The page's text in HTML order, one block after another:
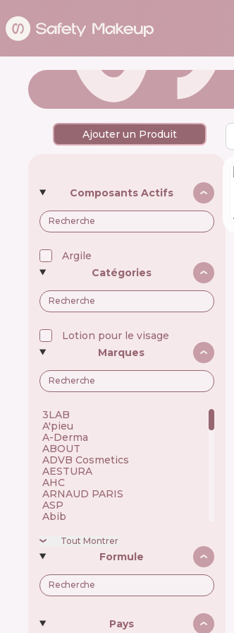
Ajouter un Produit
Composants Actifs
Argile
Catégories
Lotion pour le visage
Marques
3LAB 🇺🇸
A'pieu 🇰🇷
A-Derma 🇫🇷
ABOUT 🇺🇦
ADVB Cosmetics 🇹🇷
AESTURA 🇰🇷
AHC 🇰🇷
ARNAUD PARIS 🇫🇷
ASP 🇬🇧
Abib 🇰🇷
Achroactive Max 🇧🇬
Acnemy 🇪🇸
Acure 🇺🇸
Acwell 🇰🇷
Ada Tina 🇧🇷
Aesop 🇦🇺
Alfaparf 🇮🇹
Allen Mak 🇧🇬
Tout Montrer
Formule
Pays